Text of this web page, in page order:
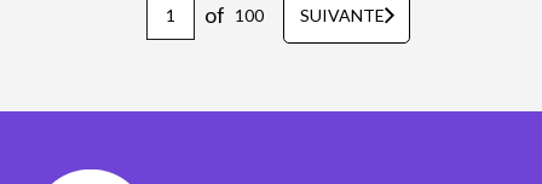
of 100 SUIVANTE